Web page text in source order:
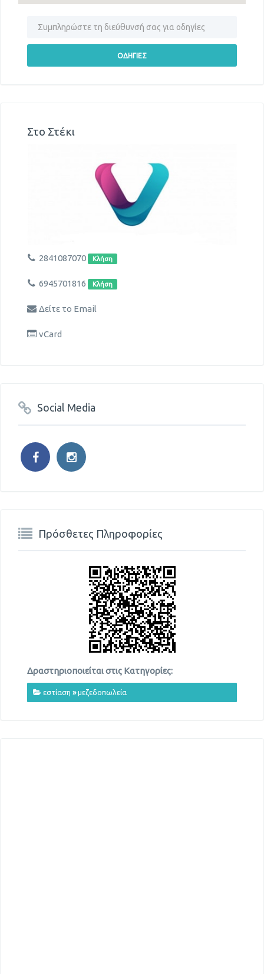
Στο Στέκι
2841087070 Κλήση
6945701816 Κλήση
Δείτε το Email
vCard
Social Media
Πρόσθετες Πληροφορίες
Δραστηριοποιείται στις Κατηγορίες:
εστίαση »μεζεδοπωλεία